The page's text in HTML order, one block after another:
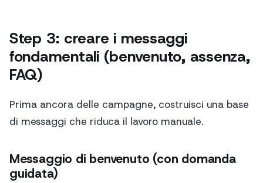
Step 3: creare i messaggi
fondamentali (benvenuto, assenza,
FAQ)
Prima ancora delle campagne, costruisci una base
di messaggi che riduca il lavoro manuale.
Messaggio di benvenuto (con domanda
guidata)